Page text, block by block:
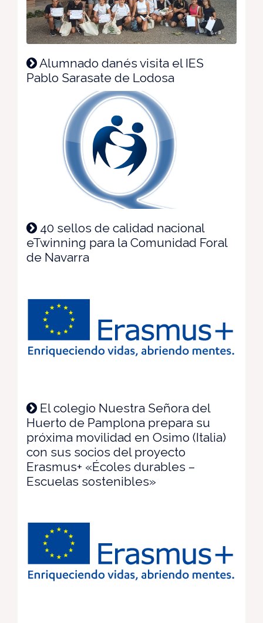
Alumnado danés visita el IES
Pablo Sarasate de Lodosa
40 sellos de calidad nacional
eTwinning para la Comunidad Foral
de Navarra
El colegio Nuestra Señora del
Huerto de Pamplona prepara su
próxima movilidad en Osimo (Italia)
con sus socios del proyecto
Erasmus+ «Écoles durables –
Escuelas sostenibles»